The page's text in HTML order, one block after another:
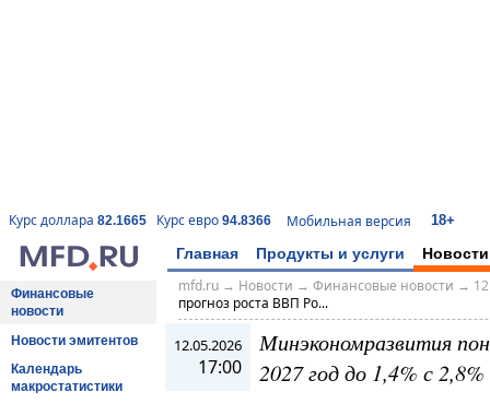
Курс доллара 82.1665 Курс евро 94.8366 Мобильная версия 18+
Главная Продукты и услуги Новости
Финансовые
новости
Новости эмитентов
Календарь
макростатистики
mfd.ru→ Новости → Финансовые новости →
прогноз роста ВВП Ро...
12.05.2026
17:00
Минэкономразвития
2027 год до 1,4% с 2,8%